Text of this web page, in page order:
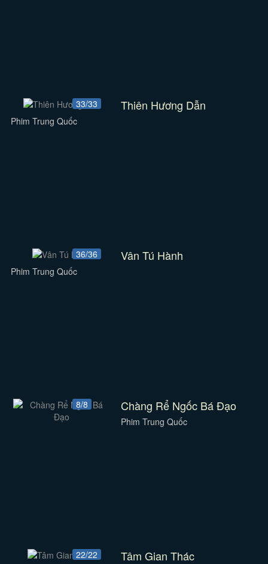
33/33 Thiên Hương Dẫn
Phim Trung Quốc
36/36 Vân Tú Hành
Phim Trung Quốc
8/8 Chàng Rể Ngốc Bá Đạo
Phim Trung Quốc
22/22 Tâm Gian Thác